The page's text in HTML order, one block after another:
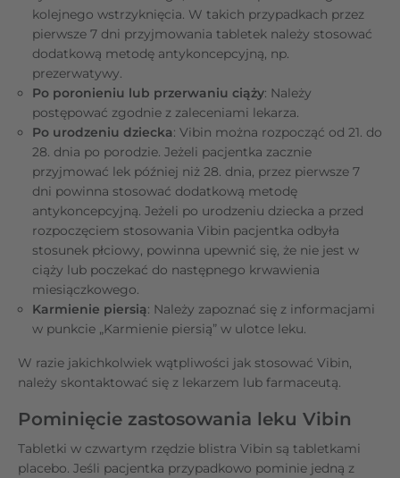
kolejnego wstrzyknięcia. W takich przypadkach przez
pierwsze 7 dni przyjmowania tabletek należy stosować
dodatkową metodę antykoncepcyjną, np.
prezerwatywy.
Po poronieniu lub przerwaniu ciąży: Należy
postępować zgodnie z zaleceniami lekarza.
Po urodzeniu dziecka: Vibin można rozpocząć od 21. do
28. dnia po porodzie. Jeżeli pacjentka zacznie
przyjmować lek później niż 28. dnia, przez pierwsze 7
dni powinna stosować dodatkową metodę
antykoncepcyjną. Jeżeli po urodzeniu dziecka a przed
rozpoczęciem stosowania Vibin pacjentka odbyła
stosunek płciowy, powinna upewnić się, że nie jest w
ciąży lub poczekać do następnego krwawienia
miesiączkowego.
Karmienie piersią: Należy zapoznać się z informacjami
w punkcie „Karmienie piersią” w ulotce leku.
W razie jakichkolwiek wątpliwości jak stosować Vibin,
należy skontaktować się z lekarzem lub farmaceutą.
Pominięcie zastosowania leku Vibin
Tabletki w czwartym rzędzie blistra Vibin są tabletkami
placebo. Jeśli pacjentka przypadkowo pominie jedną z